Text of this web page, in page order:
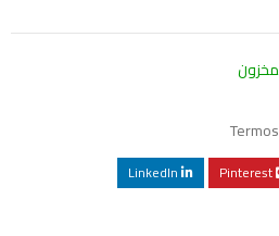
Pinterest
LinkedIn